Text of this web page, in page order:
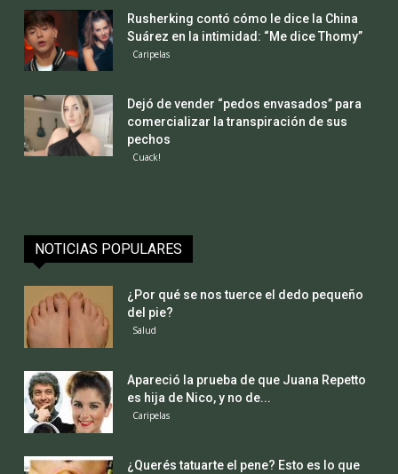
Rusherking contó cómo le dice la China
Suárez en la intimidad: “Me dice Thomy”
Caripelas
Dejó de vender “pedos envasados” para
comercializar la transpiración de sus
pechos
Cuack!
NOTICIAS POPULARES
¿Por qué se nos tuerce el dedo pequeño
del pie?
Salud
Apareció la prueba de que Juana Repetto
es hija de Nico, y no de...
Caripelas
¿Querés tatuarte el pene? Esto es lo que